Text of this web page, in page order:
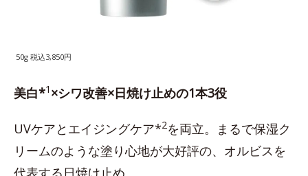
50g 税込3,850円
美白*1 ×シワ改善×日焼け止めの1本3役
UVケアとエイジングケア*2を両立。まるで保湿ク
リームのような塗り心地が大好評の、オルビスを
代表する日焼け止め。